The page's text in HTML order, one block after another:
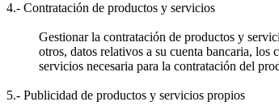
4.- Contratación de productos y servicios
Gestionar la contratación de productos y
otros, datos relativos a su cuenta bancaria,
servicios necesaria para la contratación del
5.- Publicidad de productos y servicios propios